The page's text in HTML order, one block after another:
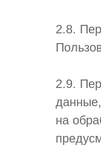
2.8.
2.9.
на